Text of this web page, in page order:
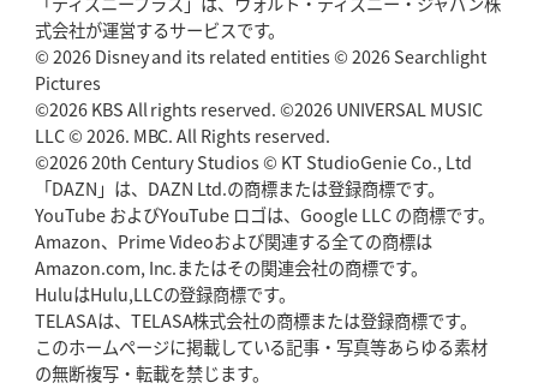
「悲運の闘将」宮地克実氏死去 熱血指導で埼玉WKの基礎築く
2026年4月30日(木)更新
BR東京、「ユニバーサルデー」の意義「特別からノーマルへ」が最終
ゴール
2026年4月23日(木)更新
元代表ラピース、今季限りで引退「クボタは10年いた自分のホーム」
2026年4月16日(木)更新
BL東京「強化拠点」を「共有財産」に新クラブハウスは「皆に開かれ
た空間」
式会社が運営するサービスです。
© 2026 Disney and its related entities © 2026 Searchlight
Pictures
©2026 KBS All rights reserved. ©2026 UNIVERSAL MUSIC
LLC © 2026. MBC. All Rights reserved.
©2026 20th Century Studios © KT StudioGenie Co., Ltd
「DAZN」は、DAZN Ltd.の商標または登録商標です。
YouTube およびYouTube ロゴは、Google LLC の商標です。
Amazon、Prime Videoおよび関連する全ての商標は
Amazon.com, Inc.またはその関連会社の商標です。
HuluはHulu,LLCの登録商標です。
TELASAは、TELASA株式会社の商標または登録商標です。
このホームページに掲載している記事・写真等あらゆる素材
の無断複写・転載を禁じます。